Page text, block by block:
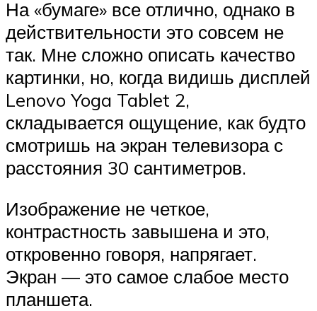
На «бумаге» все отлично, однако в
действительности это совсем не
так. Мне сложно описать качество
картинки, но, когда видишь дисплей
Lenovo Yoga Tablet 2,
складывается ощущение, как будто
смотришь на экран телевизора с
расстояния 30 сантиметров.
Изображение не четкое,
контрастность завышена и это,
откровенно говоря, напрягает.
Экран — это самое слабое место
планшета.